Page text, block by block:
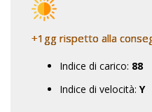
+1gg rispetto alla
Indice di carico: 88
Indice di velocità: Y